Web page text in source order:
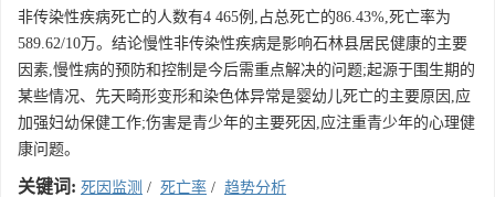
非传染性疾病死亡的人数有4 465例,占总死亡的86.43%,死亡率为
589.62/10万。结论慢性非传染性疾病是影响石林县居民健康的主要
因素,慢性病的预防和控制是今后需重点解决的问题;起源于围生期的
某些情况、先天畸形变形和染色体异常是婴幼儿死亡的主要原因,应
加强妇幼保健工作;伤害是青少年的主要死因,应注重青少年的心理健
康问题。
关键词: 死因监测 / 死亡率 / 趋势分析